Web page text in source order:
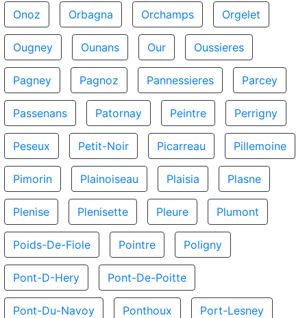
Onoz Orbagna Orchamps Orgelet
Ougney Ounans Our Oussieres
Pagney Pagnoz Pannessieres Parcey
Passenans Patornay Peintre Perrigny
Peseux Petit-Noir Picarreau Pillemoine
Pimorin Plainoiseau Plaisia Plasne
Plenise Plenisette Pleure Plumont
Poids-De-Fiole Pointre Poligny
Pont-D-Hery Pont-De-Poitte
Pont-Du-Navoy Ponthoux Port-Lesney